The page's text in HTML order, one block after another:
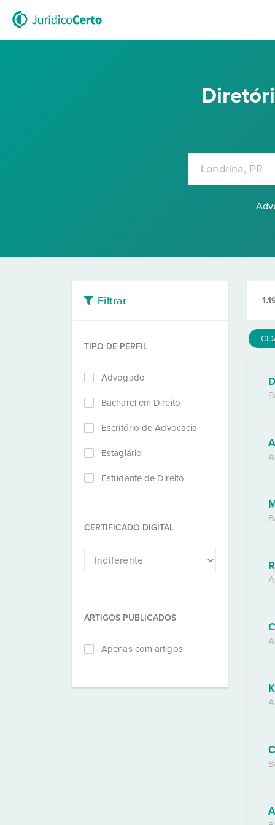
Filtrar
TIPO DE PERFIL
Advogado
Bacharel em Direito
Escritório de Advocacia
Estagiário
Estudante de Direito
CERTIFICADO DIGITAL
ARTIGOS PUBLICADOS
Apenas com artigos